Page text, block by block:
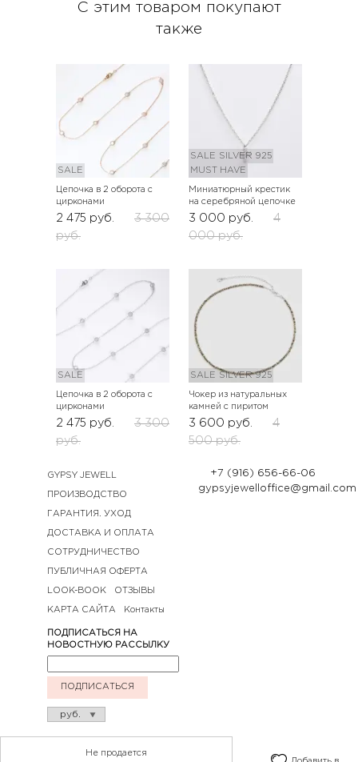
Не продается
С этим товаром покупают
также
SALE
Цепочка в 2 оборота с
цирконами
2 475 руб.
3 300
руб.
SALE SILVER 925
MUST HAVE
Миниатюрный крестик
на серебряной цепочке
3 000 руб.
4
000 руб.
SALE
Цепочка в 2 оборота с
цирконами
2 475 руб.
3 300
руб.
SALE SILVER 925
Чокер из натуральных
камней с пиритом
3 600 руб.
4
500 руб.
GYPSY JEWELL
ПРОИЗВОДСТВО
ГАРАНТИЯ. УХОД
ДОСТАВКА И ОПЛАТА
СОТРУДНИЧЕСТВО
ПУБЛИЧНАЯ ОФЕРТА
LOOK-BOOK ОТЗЫВЫ
КАРТА САЙТА Контакты
+7 (916) 656-66-06
gypsyjewelloffice@gmail.com
ПОДПИСАТЬСЯ НА
НОВОСТНУЮ РАССЫЛКУ
ПОДПИСАТЬСЯ